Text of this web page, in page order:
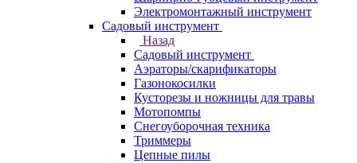
Электромонтажный инструмент
Садовый инструмент
Назад
Садовый инструмент
Аэраторы/скарификаторы
Газонокосилки
Кусторезы и ножницы для травы
Мотопомпы
Снегоуборочная техника
Триммеры
Цепные пилы